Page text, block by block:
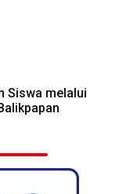
Siswa melalui